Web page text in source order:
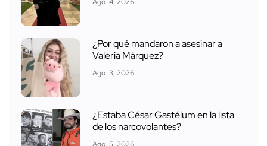
Ago. 4, 2026
¿Por qué mandaron a asesinar a
Valeria Márquez?
Ago. 3, 2026
¿Estaba César Gastélum en la lista
de los narcovolantes?